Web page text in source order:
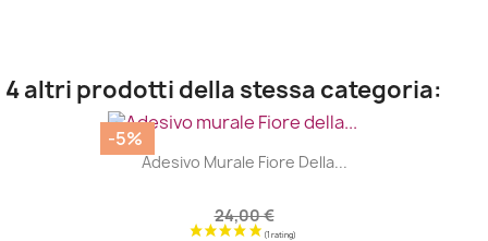
4 altri prodotti della stessa categoria:
Adesivo Murale Fiore Della...
24,00 €
-5%